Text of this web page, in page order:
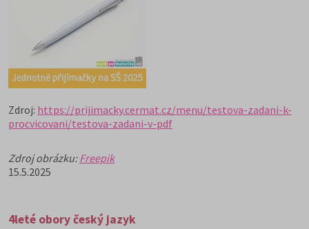
Zdroj: https://prijimacky.cermat.cz/menu/testova-zadani-k-
procvicovani/testova-zadani-v-pdf
Zdroj obrázku:Freepik
15.5.2025
4leté obory český jazyk